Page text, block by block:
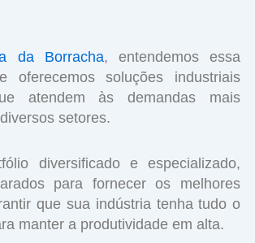
da Borracha, entendemos essa
oferecemos soluções industriais
atendem às demandas mais
setores.
diversificado e especializado,
para fornecer os melhores
que sua indústria tenha tudo o
manter a produtividade em alta.